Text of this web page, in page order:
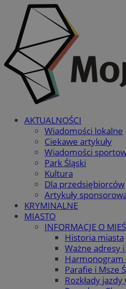
AKTUALNOŚCI
Wiadomości lokalne
Ciekawe artykuły
Wiadomości
Park Śląski
Kultura
Dla przedsiębiorców
Artykuły
KRYMINALNE
MIASTO
INFORMACJE O
Historia miasta
Ważne adresy
Harmonogram
Parafie i Msze
Rozkłady